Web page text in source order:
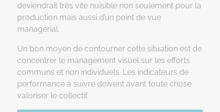
deviendrait très vite nuisible non seulement pour la
production mais aussi d’un point de vue
managérial.
Un bon moyen de contourner cette situation est de
concentrer le management visuel sur les efforts
communs et non individuels. Les indicateurs de
performance à suivre doivent avant toute chose
valoriser le collectif.